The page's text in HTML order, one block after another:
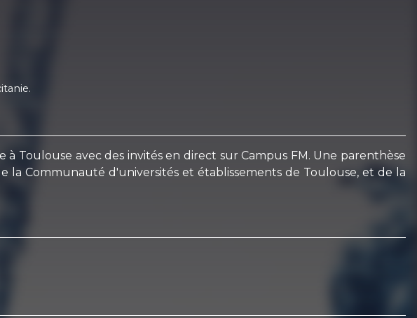
Toulouse avec des invités en direct sur Campus FM. Une parenthèse
Communauté d'universités et établissements de Toulouse, et de la